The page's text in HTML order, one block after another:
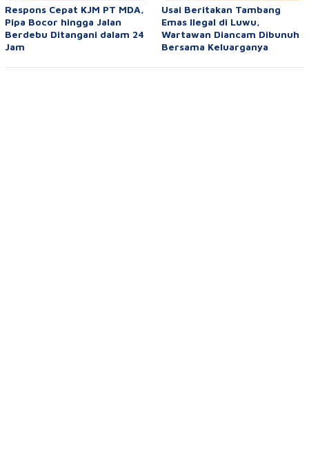
Respons Cepat KJM PT MDA,
Pipa Bocor hingga Jalan
Berdebu Ditangani dalam 24
Jam
Usai Beritakan Tambang
Emas Ilegal di Luwu,
Wartawan Diancam Dibunuh
Bersama Keluarganya